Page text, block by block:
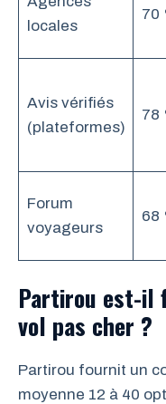
locales
70
Avis vérifiés
(plateformes)
78
Forum
voyageurs
68
Partirou est-il
vol pas cher ?
Partirou fournit un
moyenne 12 à 40